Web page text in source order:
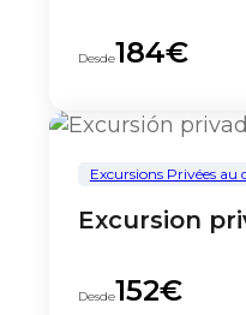
Desde184€
Excursions Privées au
Excursion
Desde152€